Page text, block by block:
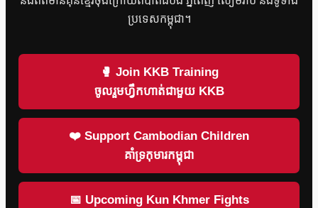
ប្រទេសកម្ពុជា។
🥊 Join KKB Training
ចូលរួមហ្វឹកហាត់ជាមួយ KKB
❤️ Support Cambodian Children
គាំទ្រកុមារកម្ពុជា
📅 Upcoming Kun Khmer Fights